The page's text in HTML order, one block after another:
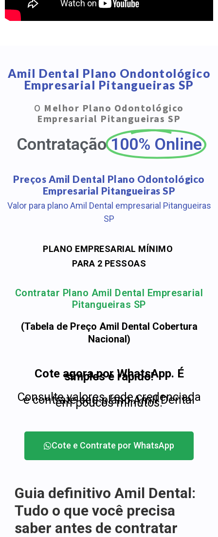
Amil Dental Plano Ondontológico
Empresarial Pitangueiras SP
O Melhor Plano Odontológico
Empresarial Pitangueiras SP
Contratação 100% Online
Preços Amil Dental Plano Odontológico
Empresarial Pitangueiras SP
Valor para plano Amil Dental empresarial Pitangueiras
SP
PLANO EMPRESARIAL MÍNIMO
PARA 2 PESSOAS
Contratar Plano Amil Dental Empresarial
Pitangueiras SP
(Tabela de Preço Amil Dental Cobertura
Nacional)
Cote agora por WhatsApp. É
simples e rápido!
Consulte valores, rede credenciada
e contrate seu plano Amil Dental
em poucos minutos.
Cote e Contrate por WhatsApp
Guia definitivo Amil Dental:
Tudo o que você precisa
saber antes de contratar